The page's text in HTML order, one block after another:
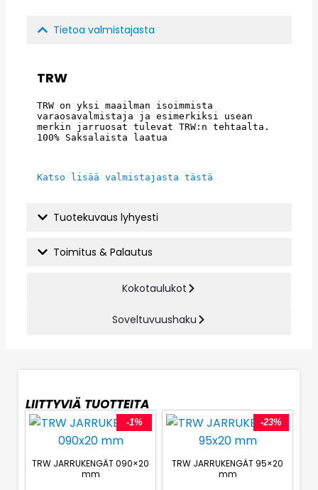
Tietoa valmistajasta
TRW
TRW on yksi maailman isoimmista
varaosavalmistaja ja esimerkiksi usean
merkin jarruosat tulevat TRW:n tehtaalta.
100% Saksalaista laatua
Katso lisää valmistajasta tästä
Tuotekuvaus lyhyesti
Toimitus & Palautus
Kokotaulukot
Soveltuvuushaku
LIITTYVIÄ TUOTTEITA
-1%
TRW JARRUKENGÄT 090×20
mm
-23%
TRW JARRUKENGÄT 95×20
mm